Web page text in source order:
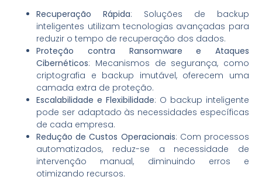
Recuperação Rápida: Soluções de backup
inteligentes utilizam tecnologias avançadas para
reduzir o tempo de recuperação dos dados.
Proteção contra Ransomware e Ataques
Cibernéticos: Mecanismos de segurança, como
criptografia e backup imutável, oferecem uma
camada extra de proteção.
Escalabilidade e Flexibilidade: O backup inteligente
pode ser adaptado às necessidades específicas
de cada empresa.
Redução de Custos Operacionais: Com processos
automatizados, reduz-se a necessidade de
intervenção manual, diminuindo erros e
otimizando recursos.